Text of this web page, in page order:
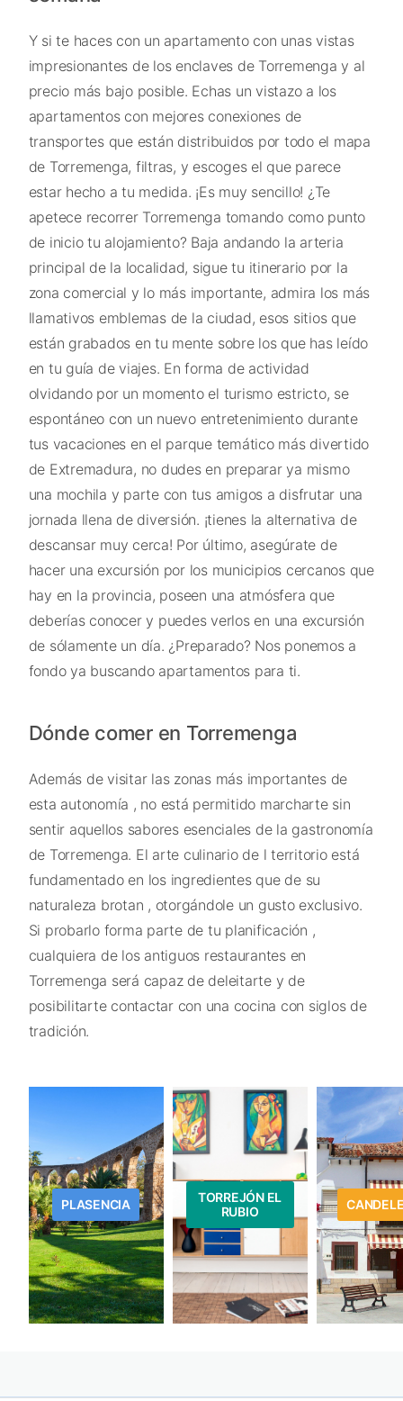
Y si te haces con un apartamento con unas vistas
impresionantes de los enclaves de Torremenga y al
precio más bajo posible. Echas un vistazo a los
apartamentos con mejores conexiones de
transportes que están distribuidos por todo el mapa
de Torremenga, filtras, y escoges el que parece
estar hecho a tu medida. ¡Es muy sencillo! ¿Te
apetece recorrer Torremenga tomando como punto
de inicio tu alojamiento? Baja andando la arteria
principal de la localidad, sigue tu itinerario por la
zona comercial y lo más importante, admira los más
llamativos emblemas de la ciudad, esos sitios que
están grabados en tu mente sobre los que has leído
en tu guía de viajes. En forma de actividad
olvidando por un momento el turismo estricto, se
espontáneo con un nuevo entretenimiento durante
tus vacaciones en el parque temático más divertido
de Extremadura, no dudes en preparar ya mismo
una mochila y parte con tus amigos a disfrutar una
jornada llena de diversión. ¡tienes la alternativa de
descansar muy cerca! Por último, asegúrate de
hacer una excursión por los municipios cercanos que
hay en la provincia, poseen una atmósfera que
deberías conocer y puedes verlos en una excursión
de sólamente un día. ¿Preparado? Nos ponemos a
fondo ya buscando apartamentos para ti.
Dónde comer en Torremenga
Además de visitar las zonas más importantes de
esta autonomía , no está permitido marcharte sin
sentir aquellos sabores esenciales de la gastronomía
de Torremenga. El arte culinario de l territorio está
fundamentado en los ingredientes que de su
naturaleza brotan , otorgándole un gusto exclusivo.
Si probarlo forma parte de tu planificación ,
cualquiera de los antiguos restaurantes en
Torremenga será capaz de deleitarte y de
posibilitarte contactar con una cocina con siglos de
tradición.
PLASENCIA
TORREJÓN EL
RUBIO